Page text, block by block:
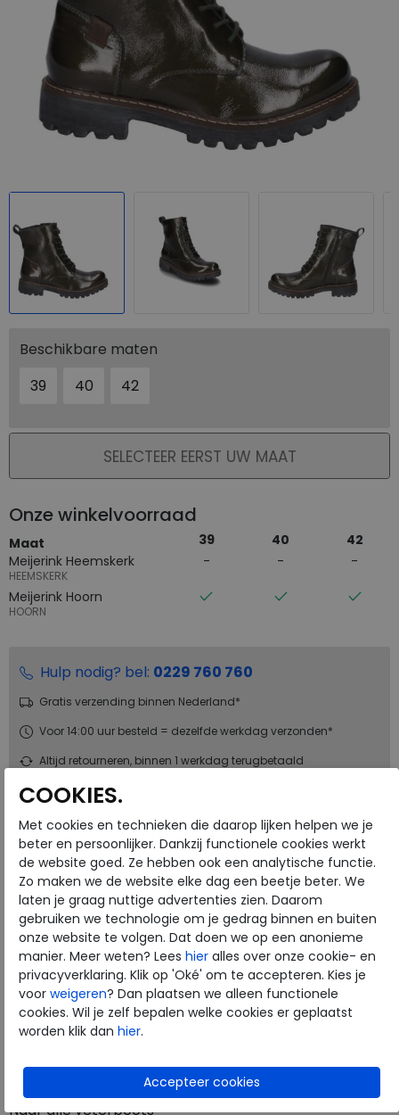
Toon alles van
Josef Seibel
Naar alleveterboots
Beschikbare maten
39
40 42
PLAATS IN WINKELMAND
SELECTEER EERST UW MAAT
Onze winkelvoorraad
Maat 39 40
42
Meijerink Heemskerk
HEEMSKERK
Meijerink Hoorn
HOORN
Hulp nodig? bel: 0229 760 760
Gratis verzending binnen Nederland*
Voor 14:00 uur besteld = dezelfde werkdag verzonden*
Altijd retourneren, binnen 1 werkdag terugbetaald
Fabrikantcode
85202.VL769.630
Bestelcode
266.34.000007
Kleur
Oliv
Materiaal
Leer
Uitneembaar voetbed
ja
Hakhoogte
1.50 cm
COOKIES.
Met cookies en technieken die daarop lijken helpen we je
beter en persoonlijker. Dankzij functionele cookies werkt
de website goed. Ze hebben ook een analytische functie.
Zo maken we de website elke dag een beetje beter. We
laten je graag nuttige advertenties zien. Daarom
gebruiken we technologie om je gedrag binnen en buiten
onze website te volgen. Dat doen we op een anonieme
manier. Meer weten? Lees hier alles over onze cookie- en
privacyverklaring. Klik op 'Oké' om te accepteren. Kies je
voor weigeren? Dan plaatsen we alleen functionele
cookies. Wil je zelf bepalen welke cookies er geplaatst
worden klik dan hier.